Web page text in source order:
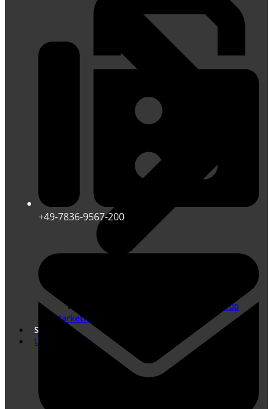
Übersetzungen nach DIN EN ISO 17100
Marketing Übersetzungen
Shop
Unternehmen
+49-7836-9567-200